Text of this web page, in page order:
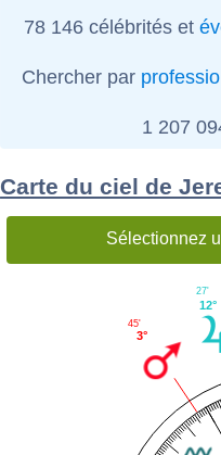
78 146 célébrités et
Chercher par
1 207
Carte du ciel de
Sélectionnez
12°
27'
3°
45'